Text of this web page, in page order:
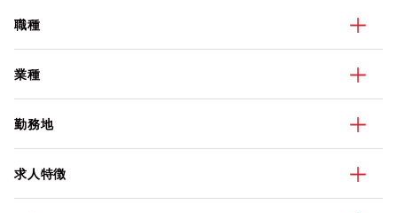
職種
業種
勤務地
求人特徴